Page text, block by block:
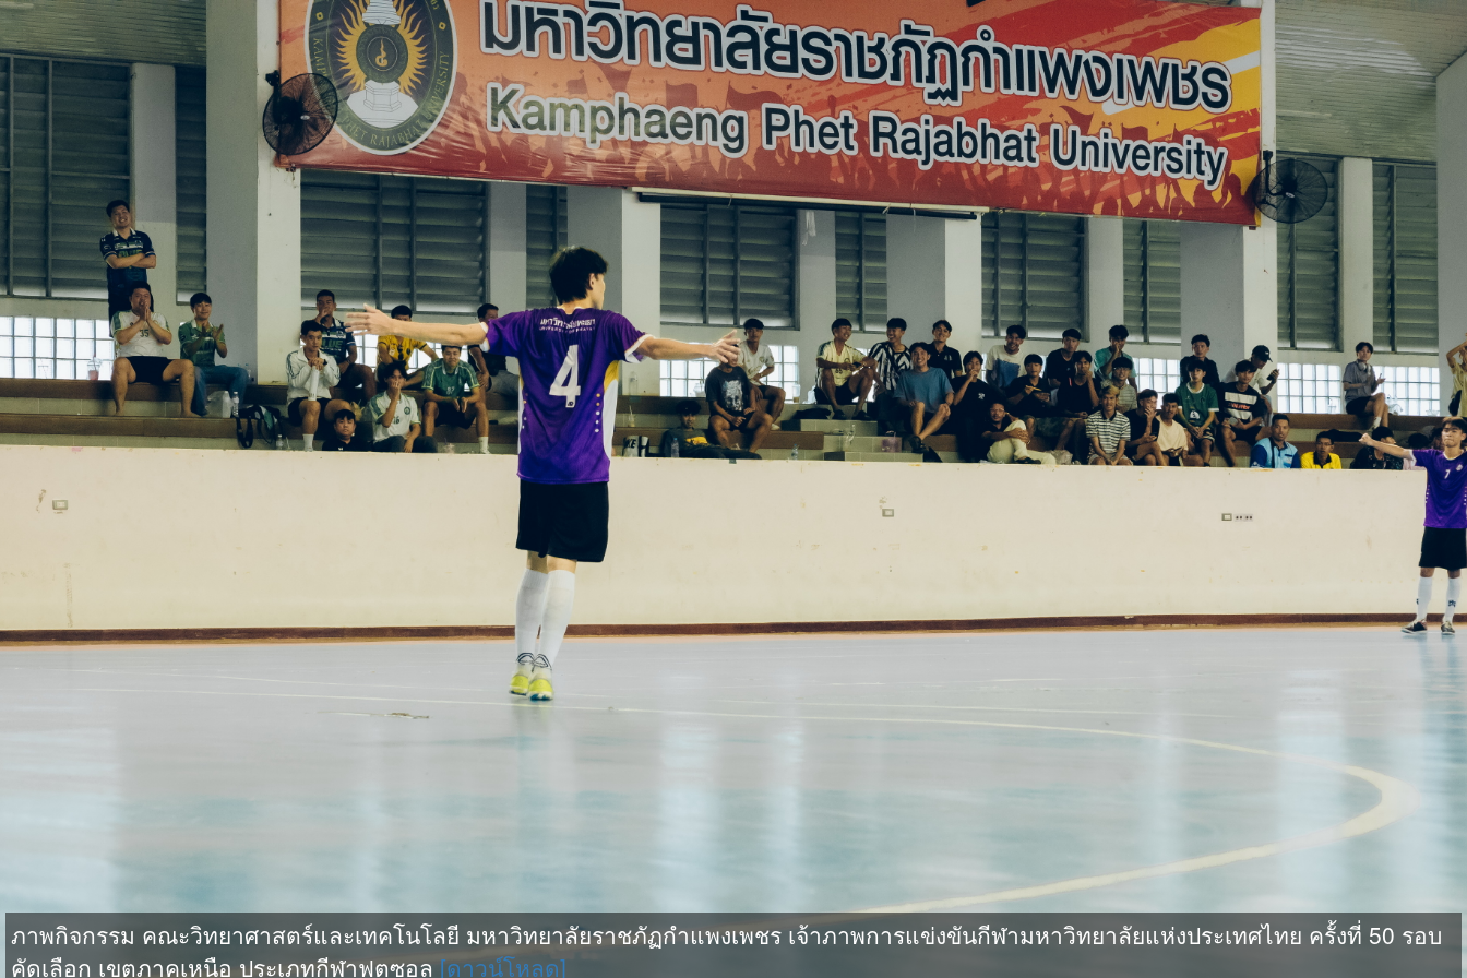
ภาพกิจกรรม คณะวิทยาศาสตร์และเทคโนโลยี มหาวิทยาลัยราชภัฏกำแพงเพชร เจ้าภาพการแข่งขันกีฬามหาวิทยาลัยแห่งประเทศไทย ครั้งที่ 50 รอบ
คัดเลือก เขตภาคเหนือ ประเภทกีฬาฟุตซอล [ดาวน์โหลด]